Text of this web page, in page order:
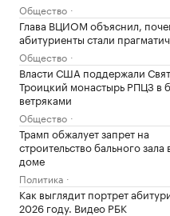
Общество
Глава ВЦИОМ объяснил,
абитуриенты стали
Общество
Власти США поддержали
Троицкий монастырь РПЦЗ в
ветряками
Общество
Трамп обжалует запрет на
строительство бального зала
доме
Политика
Как выглядит портрет
2026 году. Видео РБК